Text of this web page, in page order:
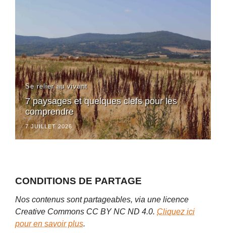
Se relier au vivant
7 paysages et quelques clefs pour les
comprendre
7 JUILLET 2026
CONDITIONS DE PARTAGE
Nos contenus sont partageables, via une licence
Creative Commons CC BY NC ND 4.0. Cliquez ici
pour en savoir plus.